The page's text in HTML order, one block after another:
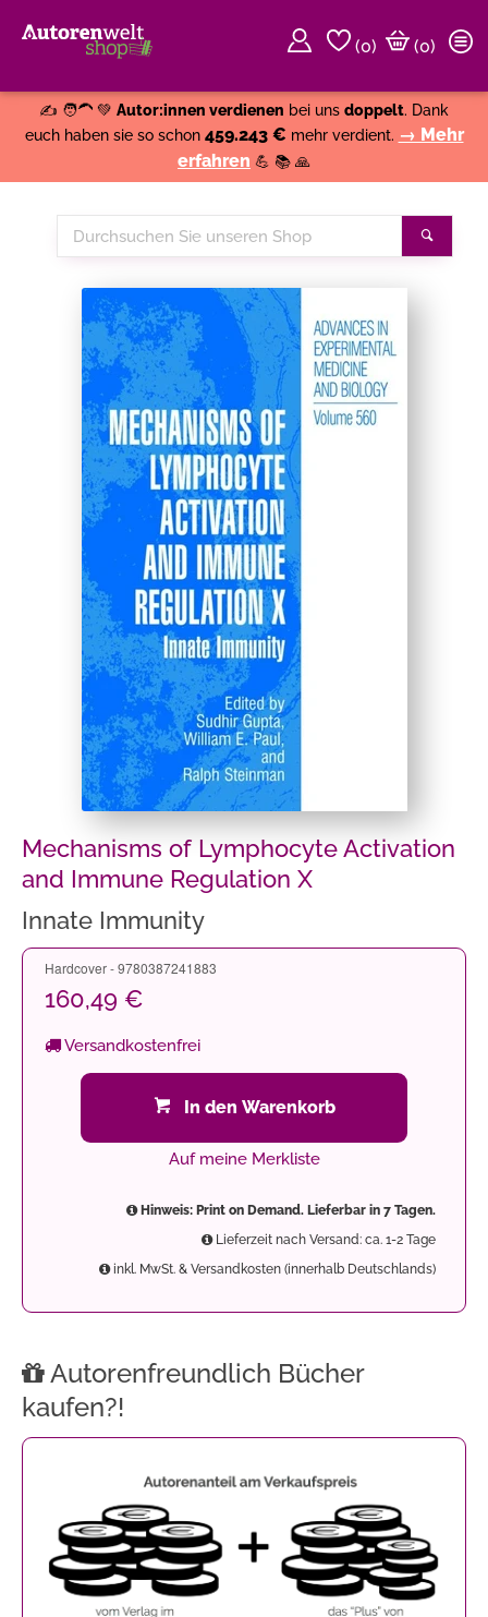
(0)
(0)
✍️ 🧑‍🦱 💚 Autor:innen verdienen bei uns doppelt. Dank
euch haben sie so schon 459.243 € mehr verdient. → Mehr
erfahren 💪 📚 🙏
Durchsuchen
Sie
Mechanisms of Lymphocyte Activation
and Immune Regulation X
Innate Immunity
Hardcover - 9780387241883
160,49 €
Versandkostenfrei
In den Warenkorb
Auf meine Merkliste
Hinweis: Print on Demand. Lieferbar in 7 Tagen.
Lieferzeit nach Versand: ca. 1-2 Tage
inkl. MwSt. & Versandkosten (innerhalb Deutschlands)
Autorenfreundlich Bücher
kaufen?!